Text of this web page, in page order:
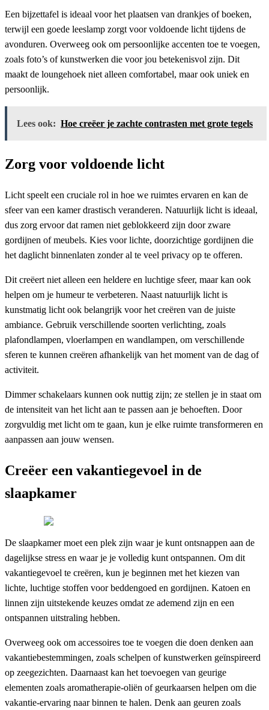
Een bijzettafel is ideaal voor het plaatsen van drankjes of boeken,
terwijl een goede leeslamp zorgt voor voldoende licht tijdens de
avonduren. Overweeg ook om persoonlijke accenten toe te voegen,
zoals foto’s of kunstwerken die voor jou betekenisvol zijn. Dit
maakt de loungehoek niet alleen comfortabel, maar ook uniek en
persoonlijk.
Lees ook: Hoe creëer je zachte contrasten met grote tegels
Zorg voor voldoende licht
Licht speelt een cruciale rol in hoe we ruimtes ervaren en kan de
sfeer van een kamer drastisch veranderen. Natuurlijk licht is ideaal,
dus zorg ervoor dat ramen niet geblokkeerd zijn door zware
gordijnen of meubels. Kies voor lichte, doorzichtige gordijnen die
het daglicht binnenlaten zonder al te veel privacy op te offeren.
Dit creëert niet alleen een heldere en luchtige sfeer, maar kan ook
helpen om je humeur te verbeteren. Naast natuurlijk licht is
kunstmatig licht ook belangrijk voor het creëren van de juiste
ambiance. Gebruik verschillende soorten verlichting, zoals
plafondlampen, vloerlampen en wandlampen, om verschillende
sferen te kunnen creëren afhankelijk van het moment van de dag of
activiteit.
Dimmer schakelaars kunnen ook nuttig zijn; ze stellen je in staat om
de intensiteit van het licht aan te passen aan je behoeften. Door
zorgvuldig met licht om te gaan, kun je elke ruimte transformeren en
aanpassen aan jouw wensen.
Creëer een vakantiegevoel in de
slaapkamer
De slaapkamer moet een plek zijn waar je kunt ontsnappen aan de
dagelijkse stress en waar je je volledig kunt ontspannen. Om dit
vakantiegevoel te creëren, kun je beginnen met het kiezen van
lichte, luchtige stoffen voor beddengoed en gordijnen. Katoen en
linnen zijn uitstekende keuzes omdat ze ademend zijn en een
ontspannen uitstraling hebben.
Overweeg ook om accessoires toe te voegen die doen denken aan
vakantiebestemmingen, zoals schelpen of kunstwerken geïnspireerd
op zeegezichten. Daarnaast kan het toevoegen van geurige
elementen zoals aromatherapie-oliën of geurkaarsen helpen om die
vakantie-ervaring naar binnen te halen. Denk aan geuren zoals